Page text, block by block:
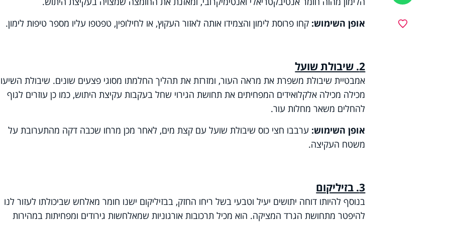
אופן השימוש: קחו פרוסת לימון והצמידו אותה לאזור העקוץ, או לחילופין, טפטפו עליו מספר טיפות לימון.
2. שיבולת שועל
אמבטיית שיבולת משפרת את מראה העור, ומזרזת את תהליך החלמתו מסוגי פצעים שונים. שיבולת
מכילה מכילה אלקלואידים המפחיתים את תחושת הגירוי שחל בעקבות עקיצת היתוש, כמו כן עוזרים לגוף
להחלים משאר מחלות עור.
אופן השימוש: ערבבו חצי כוס שיבולת שועל עם קצת מים, לאחר מכן מרחו שכבה דקה מהתערובת על
משטח העקיצה.
3. בזיליקום
בנוסף להיותו דוחה יתושים יעיל וטבעי בשל ריחו החזק, בבזיליקום ישנו חומר מאלחש שביכולתו לעזור לנו
להיפטר מתחושת הגרד המציקה. הוא מכיל תרכובות אורגוניות שמאלחשות גירודים ומפחיתות במהירות